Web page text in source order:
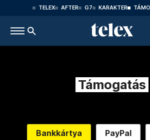
TELEX AFTER G7 KARAKTER
Támogatás
Bankkártya PayPal